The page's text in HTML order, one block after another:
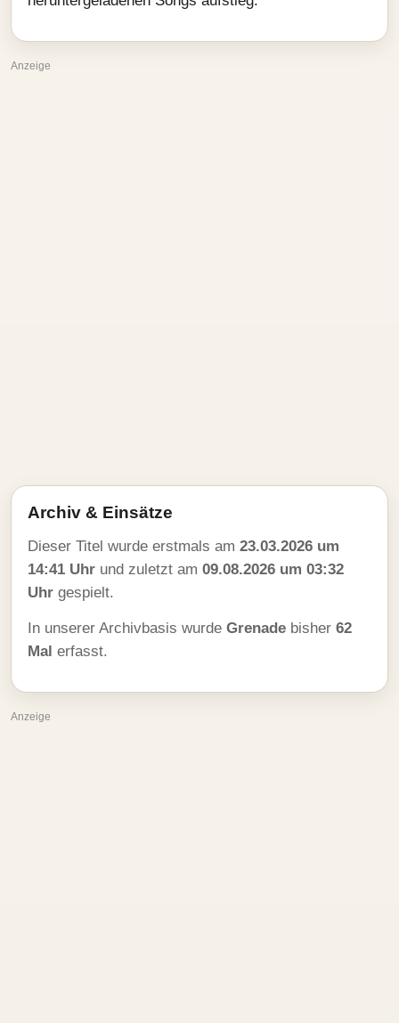
Anzeige
Archiv & Einsätze
Dieser Titel wurde erstmals am 23.03.2026 um
14:41 Uhr und zuletzt am 09.08.2026 um 03:32
Uhr gespielt.
In unserer Archivbasis wurde Grenade bisher 62
Mal erfasst.
Anzeige